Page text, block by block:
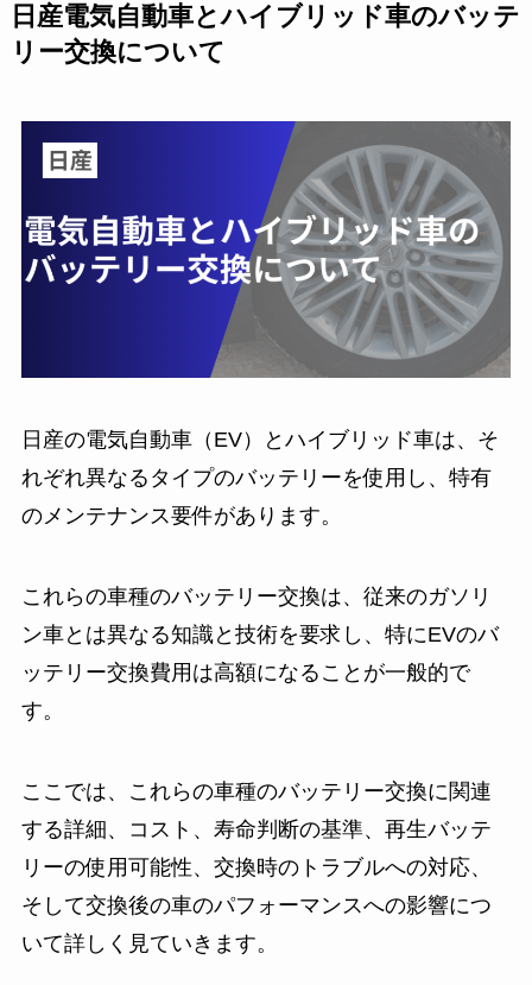
日産電気自動車とハイブリッド車のバッテ
リー交換について
日産の電気自動車（EV）とハイブリッド車は、そ
れぞれ異なるタイプのバッテリーを使用し、特有
のメンテナンス要件があります。
これらの車種のバッテリー交換は、従来のガソリ
ン車とは異なる知識と技術を要求し、特にEVのバ
ッテリー交換費用は高額になることが一般的で
す。
ここでは、これらの車種のバッテリー交換に関連
する詳細、コスト、寿命判断の基準、再生バッテ
リーの使用可能性、交換時のトラブルへの対応、
そして交換後の車のパフォーマンスへの影響につ
いて詳しく見ていきます。